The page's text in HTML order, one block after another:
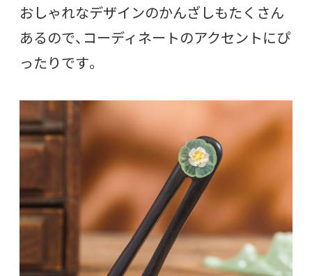
おしゃれなデザインのかんざしもたくさん
あるので、コーディネートのアクセントにぴ
ったりです。